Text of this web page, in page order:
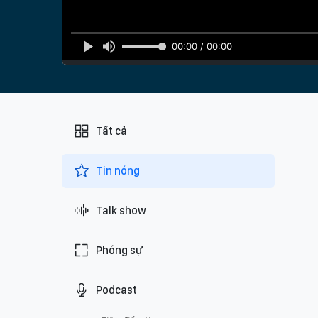
00:00 / 00:00
Tất cả
Tin nóng
Talk show
Phóng sự
Podcast